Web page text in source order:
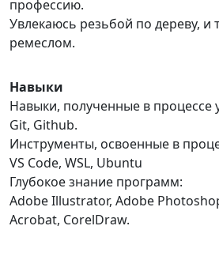
профессию.
Увлекаюсь резьбой по дереву, и
ремеслом.
Навыки
Навыки, полученные в процессе
Git, Github.
Инструменты, освоенные в
VS Code, WSL, Ubuntu
Глубокое знание программ:
Adobe Illustrator, Adobe
Acrobat, CorelDraw.